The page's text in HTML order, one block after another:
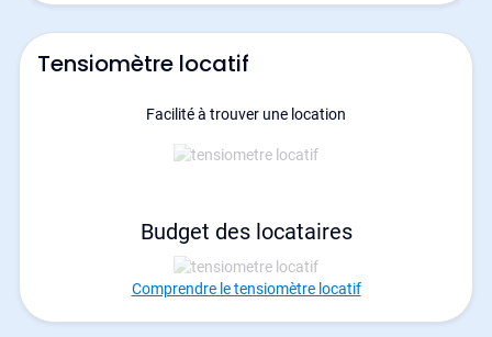
Tensiomètre locatif
Facilité à trouver une location
Budget des locataires
Comprendre le tensiomètre locatif